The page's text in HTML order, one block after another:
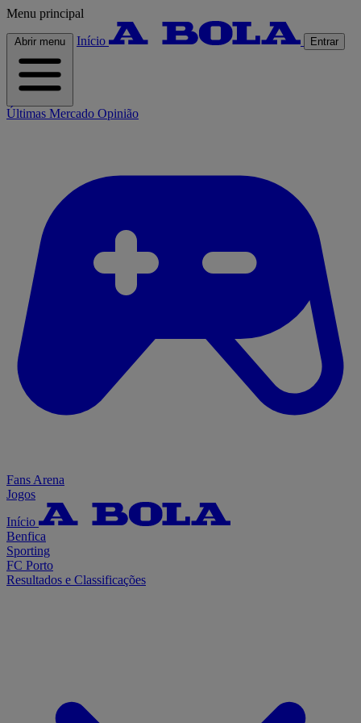
Menu principal
Abrir menu Início Entrar
Últimas Mercado Opinião
Fans Arena
Jogos
Início
Benfica
Sporting
FC Porto
Resultados e Classificações